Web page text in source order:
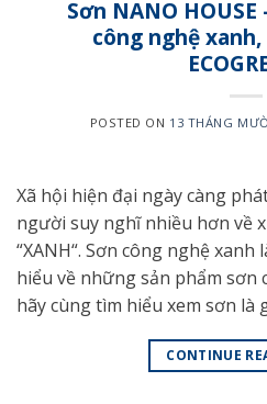
Sơn NANO
công nghệ
POSTED ON 13 THÁNG
Xã hội hiện đại ngày càng
người suy nghĩ nhiều hơn về
“XANH“. Sơn công nghệ
hiểu về những sản phẩm sơn
hãy cùng tìm hiểu xem sơn là
CONTINUE